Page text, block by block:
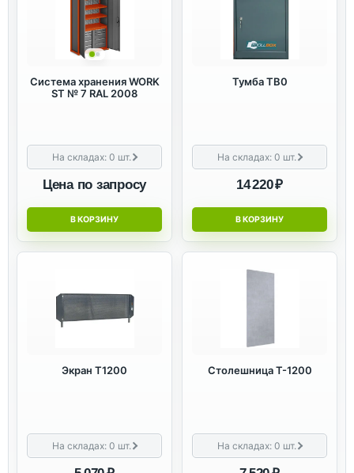
Система хранения WORK
ST № 7 RAL 2008
На складах:0 шт.
Цена по запросу
В КОРЗИНУ
Тумба ТВ0
На складах:0 шт.
14 220 ₽
В КОРЗИНУ
Экран Т1200
На складах:0 шт.
Столешница Т-1200
На складах:0 шт.